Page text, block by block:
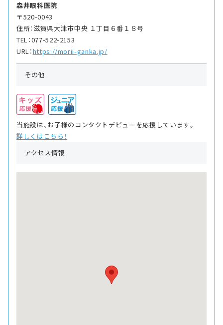
森井眼科医院
〒520-0043
住所：滋賀県大津市中央 １丁目６番１８号
TEL：077-522-2153
URL：https://morii-ganka.jp/
その他
当施設は、お子様のコンタクトデビューを応援しています。
詳しくはこちら！
アクセス情報